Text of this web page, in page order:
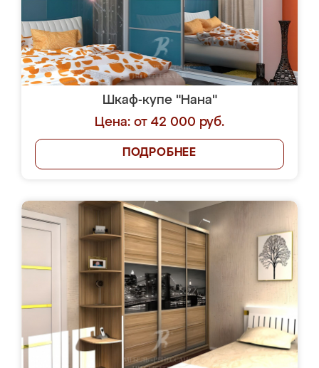
Шкаф-купе "Нана"
Цена: от 42 000 руб.
ПОДРОБНЕЕ